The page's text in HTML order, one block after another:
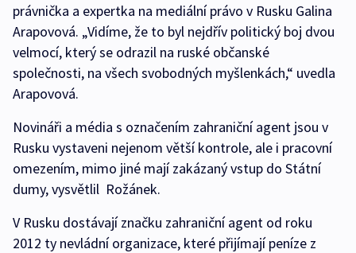
právnička a expertka na mediální právo v Rusku Galina
Arapovová. „Vidíme, že to byl nejdřív politický boj dvou
velmocí, který se odrazil na ruské občanské
společnosti, na všech svobodných myšlenkách,“ uvedla
Arapovová.
Novináři a média s označením zahraniční agent jsou v
Rusku vystaveni nejenom větší kontrole, ale i pracovní
omezením, mimo jiné mají zakázaný vstup do Státní
dumy, vysvětlil Rožánek.
V Rusku dostávají značku zahraniční agent od roku
2012 ty nevládní organizace, které přijímají peníze z